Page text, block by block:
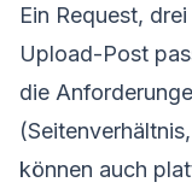
Ein Request,
Upload-Post
die
können auch